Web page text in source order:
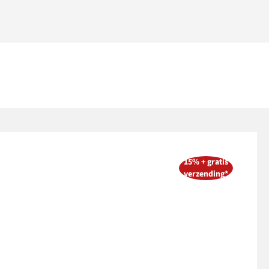
15% + gratis
verzending*